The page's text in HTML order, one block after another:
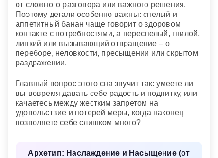
от сложного разговора или важного решения.
Поэтому детали особенно важны: спелый и
аппетитный банан чаще говорит о здоровом
контакте с потребностями, а переспелый, гнилой,
липкий или вызывающий отвращение – о
переборе, неловкости, пресыщении или скрытом
раздражении.
Главный вопрос этого сна звучит так: умеете ли
вы вовремя давать себе радость и подпитку, или
качаетесь между жестким запретом на
удовольствие и потерей меры, когда наконец
позволяете себе слишком много?
Архетип: Наслаждение и Насыщение (от